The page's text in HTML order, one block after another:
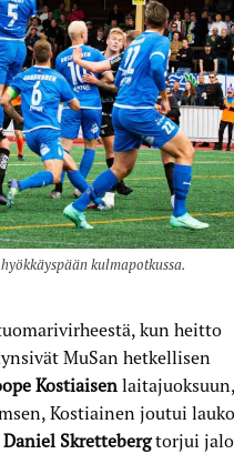
kulmapotkussa.
kun heitto
MuSan hetkellisen
Kostiaisen
Kostiainen joutui
Daniel Skrettebergtorjui